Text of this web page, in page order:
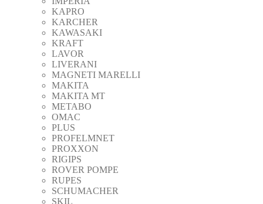
KAPRO
KARCHER
KAWASAKI
KRAFT
LAVOR
LIVERANI
MAGNETI MARELLI
MAKITA
MAKITA MT
METABO
OMAC
PLUS
PROFELMNET
PROXXON
RIGIPS
ROVER POMPE
RUPES
SCHUMACHER
SKIL